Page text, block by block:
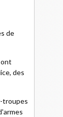
de
des
troupes